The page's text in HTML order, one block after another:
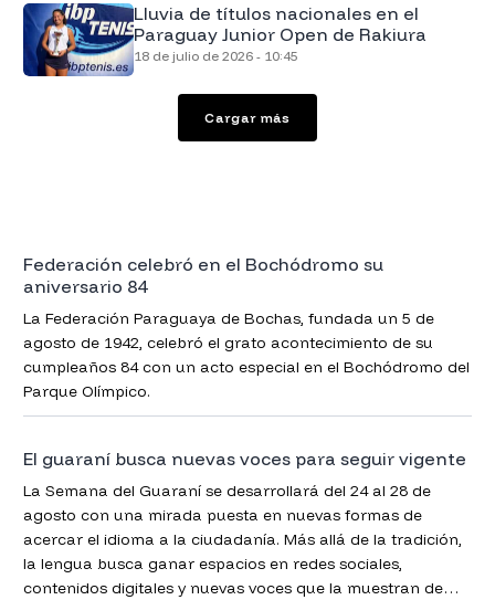
Lluvia de títulos nacionales en el
Paraguay Junior Open de Rakiura
18 de julio de 2026 - 10:45
Cargar más
Federación celebró en el Bochódromo su
aniversario 84
La Federación Paraguaya de Bochas, fundada un 5 de
agosto de 1942, celebró el grato acontecimiento de su
cumpleaños 84 con un acto especial en el Bochódromo del
Parque Olímpico.
El guaraní busca nuevas voces para seguir vigente
La Semana del Guaraní se desarrollará del 24 al 28 de
agosto con una mirada puesta en nuevas formas de
acercar el idioma a la ciudadanía. Más allá de la tradición,
la lengua busca ganar espacios en redes sociales,
contenidos digitales y nuevas voces que la muestran de